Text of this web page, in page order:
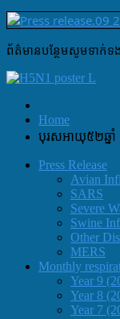
ព័ត៌មាន​បន្ថែម​សូម​ទាក់ទ
Home
បុរសអាយុ៥២ឆ្នាំ​
Press Release
Avian
SARS
Severe
Swine
Other
MERS
Monthly
Year 9
Year 8
Year 7